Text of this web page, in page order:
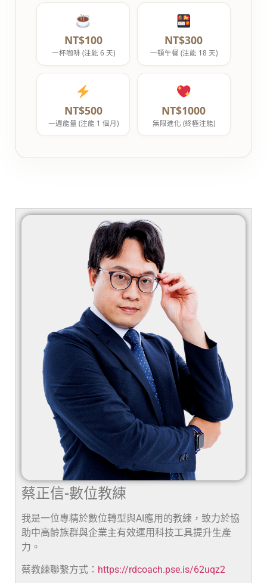
NT$100
一杯咖啡 (注能 6 天)
NT$300
一頓午餐 (注能 18 天)
NT$500
一週能量 (注能 1 個月)
NT$1000
無限進化 (終極注能)
蔡正信-數位教練
我是一位專精於數位轉型與AI應用的教練，致力於協
助中高齡族群與企業主有效運用科技工具提升生產
力。
蔡教練聯繫方式： https://rdcoach.pse.is/62uqz2